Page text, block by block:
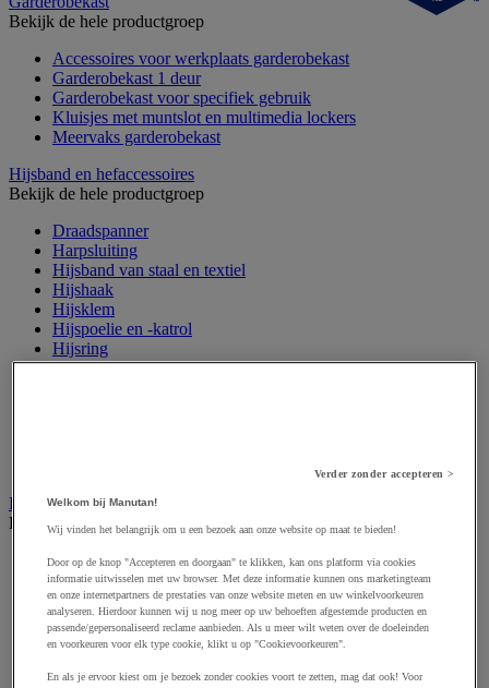
Bekijk de hele productgroep
Accessoires voor werkplaats garderobekast
Garderobekast 1 deur
Garderobekast voor specifiek gebruik
Kluisjes met muntslot en multimedia lockers
Meervaks garderobekast
Hijsband en hefaccessoires
Bekijk de hele productgroep
Draadspanner
Harpsluiting
Hijsband van staal en textiel
Hijshaak
Hijsklem
Hijspoelie en -katrol
Hijsring
Kabel
Industriële en magazijnstellingen
Bekijk de hele productgroep
Doorschuifstelling en doorrolstelling
Draagarmstelling voor lange lasten
Entresol voor magazijn
Lichte stelling
Middelzware stelling
Rek voor haspels en spoelen
Verder zonder accepteren >
Welkom bij Manutan!
Wij vinden het belangrijk om u een bezoek aan onze website op maat te bieden!
Door op de knop "Accepteren en doorgaan" te klikken, kan ons platform via cookies
informatie uitwisselen met uw browser. Met deze informatie kunnen ons marketingteam
en onze internetpartners de prestaties van onze website meten en uw winkelvoorkeuren
analyseren. Hierdoor kunnen wij u nog meer op uw behoeften afgestemde producten en
passende/gepersonaliseerd reclame aanbieden. Als u meer wilt weten over de doeleinden
en voorkeuren voor elk type cookie, klikt u op "Cookievoorkeuren".
En als je ervoor kiest om je bezoek zonder cookies voort te zetten, mag dat ook! Voor